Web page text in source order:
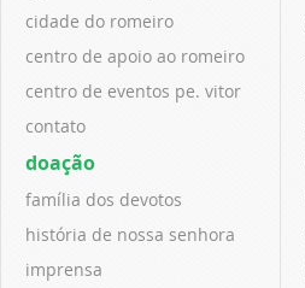
cidade do romeiro
centro de apoio ao romeiro
centro de eventos pe. vitor
contato
doação
família dos devotos
história de nossa senhora
imprensa